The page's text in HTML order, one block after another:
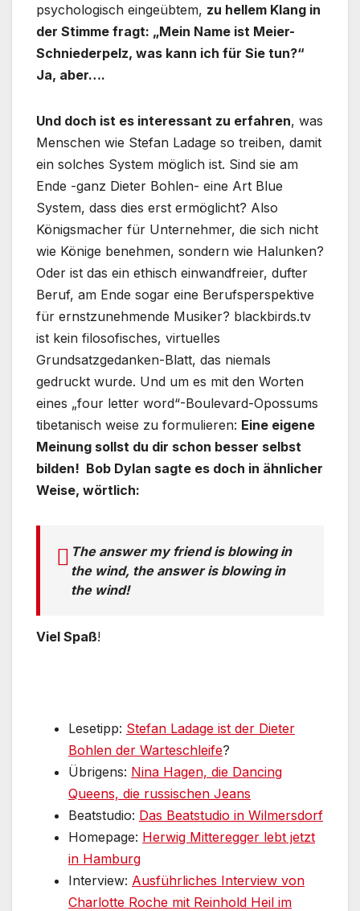
psychologisch eingeübtem, zu hellem Klang in
der Stimme fragt: „Mein Name ist Meier-
Schniederpelz, was kann ich für Sie tun?“
Ja, aber….
Und doch ist es interessant zu erfahren, was
Menschen wie Stefan Ladage so treiben, damit
ein solches System möglich ist. Sind sie am
Ende -ganz Dieter Bohlen- eine Art Blue
System, dass dies erst ermöglicht? Also
Königsmacher für Unternehmer, die sich nicht
wie Könige benehmen, sondern wie Halunken?
Oder ist das ein ethisch einwandfreier, dufter
Beruf, am Ende sogar eine Berufsperspektive
für ernstzunehmende Musiker? blackbirds.tv
ist kein filosofisches, virtuelles
Grundsatzgedanken-Blatt, das niemals
gedruckt wurde. Und um es mit den Worten
eines „four letter word“-Boulevard-Opossums
tibetanisch weise zu formulieren: Eine eigene
Meinung sollst du dir schon besser selbst
bilden! Bob Dylan sagte es doch in ähnlicher
Weise, wörtlich:
The answer my friend is blowing in
the wind, the answer is blowing in
the wind!
Viel Spaß!
Lesetipp: Stefan Ladage ist der Dieter
Bohlen der Warteschleife?
Übrigens: Nina Hagen, die Dancing
Queens, die russischen Jeans
Beatstudio: Das Beatstudio in Wilmersdorf
Homepage: Herwig Mitteregger lebt jetzt
in Hamburg
Interview: Ausführliches Interview von
Charlotte Roche mit Reinhold Heil im